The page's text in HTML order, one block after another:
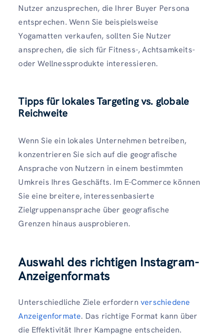
Nutzer anzusprechen, die Ihrer Buyer Persona
entsprechen. Wenn Sie beispielsweise
Yogamatten verkaufen, sollten Sie Nutzer
ansprechen, die sich für Fitness-, Achtsamkeits-
oder Wellnessprodukte interessieren.
Tipps für lokales Targeting vs. globale
Reichweite
Wenn Sie ein lokales Unternehmen betreiben,
konzentrieren Sie sich auf die geografische
Ansprache von Nutzern in einem bestimmten
Umkreis Ihres Geschäfts. Im E-Commerce können
Sie eine breitere, interessenbasierte
Zielgruppenansprache über geografische
Grenzen hinaus ausprobieren.
Auswahl des richtigen Instagram-
Anzeigenformats
Unterschiedliche Ziele erfordern verschiedene
Anzeigenformate. Das richtige Format kann über
die Effektivität Ihrer Kampagne entscheiden.